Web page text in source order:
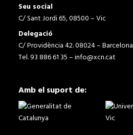
Seu social
C/ Sant Jordi 65, 08500 – Vic
Delegació
C/ Providència 42. 08024 – Barcelona
Tel. 93 886 61 35 –info@xcn.cat
Amb el suport de: